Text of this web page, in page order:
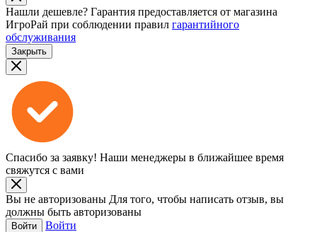
Нашли дешевле? Гарантия предоставляется от магазина
ИгроРай при соблюдении правил гарантийного
обслуживания
Закрыть
Спасибо за заявку! Наши менеджеры в ближайшее время
свяжутся с вами
Вы не авторизованы Для того, чтобы написать отзыв, вы
должны быть авторизованы
Войти Войти